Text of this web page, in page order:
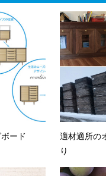
ード
適材適所の
り